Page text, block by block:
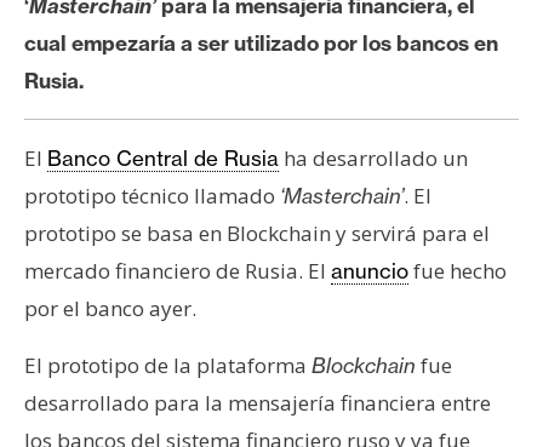
B
t
o
i
n
E
h
e
cual empezaría a ser utilizado por los bancos en
Rusia.
El Banco Central de Rusia ha desarrollado un
prototipo técnico llamado ‘Masterchain’. El
prototipo se basa en Blockchain y servirá para el
mercado financiero de Rusia. El anunciofue hecho
por el banco ayer.
El prototipo de la plataforma Blockchain fue
desarrollado para la mensajería financiera entre
los bancos del sistema financiero ruso y ya fue